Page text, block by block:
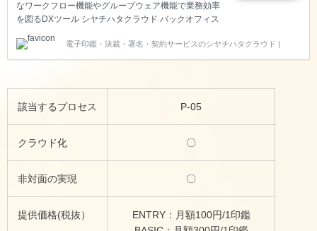
なワークフロー機能やグループウェア機能で業務効率
を図るDXツール シヤチハタクラウド バックオフィス
い。お悩み解決に役立ちます。
電子印鑑・決裁・署名・契約サービスのシヤチハタクラウド |
該当するプロセス P-05
クラウド化 〇
非対面の実現 〇
提供価格(税抜）
ENTRY：月額100円/1印鑑